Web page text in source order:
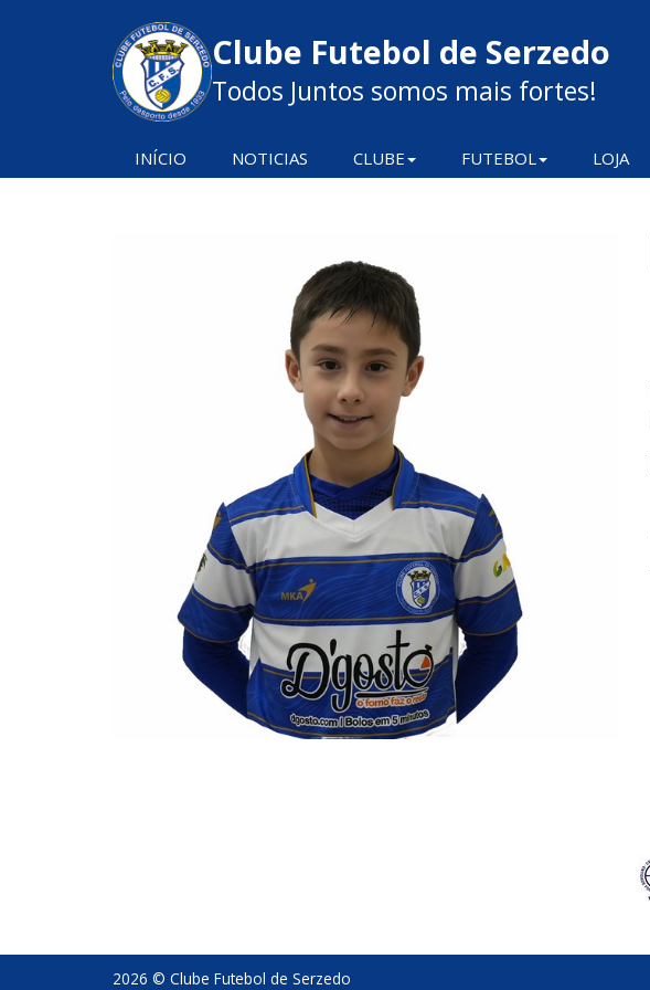
Clube Futebol de Serzedo
Todos Juntos somos mais fortes!
INÍCIO NOTICIAS CLUBE FUTEBOL LOJA
2026 © Clube Futebol de Serzedo